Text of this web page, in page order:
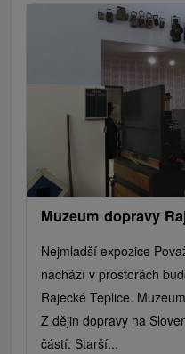
Mestské a zámocké parky
Jazerá, plesá, vodné nádrže
Drevené kostolíky
Túry a turistické chodníky
Plte, rafting, splavy
Motokárové
Vínne cesty
Cyklotrasy
Muzeum dopravy
Nejmladší expozice
nachází v prostorách
Rajecké Teplice.
Z dějin dopravy na
částí: Starší...